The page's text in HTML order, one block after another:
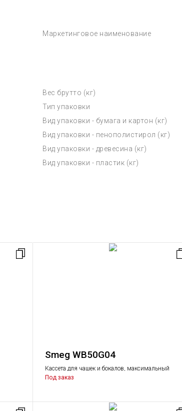
Маркетинговое наименование
Вес брутто (кг)
Тип упаковки
Вид упаковки - бумага и картон (кг)
Вид упаковки - пенополистирол (кг)
Вид упаковки - древесина (кг)
Вид упаковки - пластик (кг)
Smeg WB50G04
Кассета для чашек и бокалов, максимальный
Ø135 мм.
Под заказ